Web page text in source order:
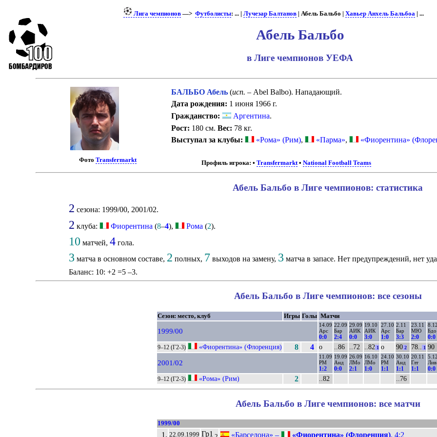
Лига чемпионов —>Футболисты: ... |Лучезар Балтанов | Абель Бальбо |Хавьер Анхель Бальбоа | ...
Абель Бальбо
в Лиге чемпионов УЕФА
Фото Transfermarkt
БАЛЬБО Абель (исп. – Abel Balbo). Нападающий.
Дата рождения: 1 июня 1966 г.
Гражданство:
Аргентина.
Рост: 180 см.Вес: 78 кг.
Выступал за клубы:
«Рома» (Рим), «Парма», «Фиорентина»
Профиль игрока: • Transfermarkt• National Football Teams
Абель Бальбо в Лиге чемпионов: статистика
2 сезона: 1999/00, 2001/02.
2 клуба: Фиорентина (8–4), Рома (2).
10 матчей, 4гола.
3 матча в основном составе, 2 полных, 7 выходов на замену, 3 матча в запасе. Нет предупреждений, нет
Баланс: 10: +2 =5 –3.
Абель Бальбо в Лиге чемпионов: все сезоны
Сезон: место, клуб Игры Голы Матчи
1999/00
14.09
Арс
0:0
22.09
Бар
2:4
29.09
АИК
0:0
19.10
АИК
3:0
27.10
Арс
1:0
2.11
Бар
3:3
23.11
МЮ
2:0
8.12
Бдо
0:0
9–12 (Г2-3) «Фиорентина» (Флоренция) 8 4 о ..86 ..72 ..82 1 о 902 78.. 1 90
2001/02
11.09
РМ
1:2
19.09
Анд
0:0
26.09
ЛМо
2:1
16.10
ЛМо
1:0
24.10
РМ
1:1
30.10
Анд
1:1
20.11
Глт
1:1
5.12
Лив
0:0
9–12 (Г2-3) «Рома» (Рим) 2 ..82 ..76
Абель Бальбо в Лиге чемпионов: все матчи
1999/00
1. 22.09.1999 Гр1 «Барселона» – «Фиорентина» (Флоренция). 4:2